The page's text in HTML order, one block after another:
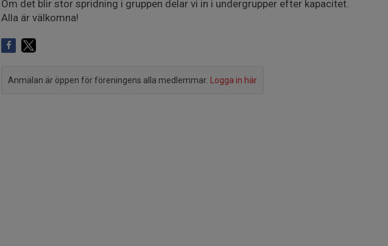
Om det blir stor spridning i gruppen delar vi in i undergrupper efter kapacitet.
Alla är välkomna!
Anmälan är öppen för föreningens alla medlemmar. Logga in här